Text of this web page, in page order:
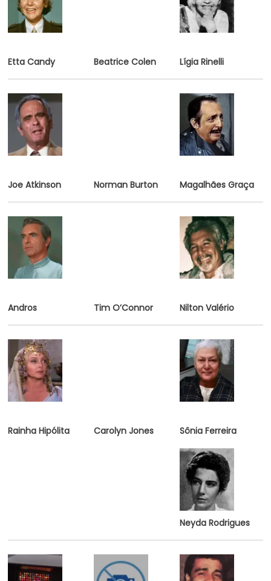
Etta Candy Beatrice Colen Lígia Rinelli
Joe Atkinson Norman Burton Magalhães Graça
Andros Tim O’Connor Nilton Valério
Rainha Hipólita Carolyn Jones Sônia Ferreira
Neyda Rodrigues